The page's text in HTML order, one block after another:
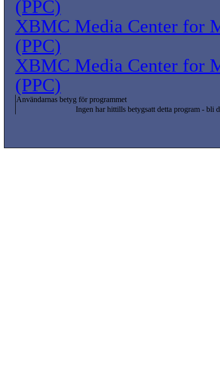
(PPC)
XBMC Media Center for
(PPC)
XBMC Media Center for
(PPC)
Användarnas betyg för programmet
Ingen har hittills betygsatt detta program - bli